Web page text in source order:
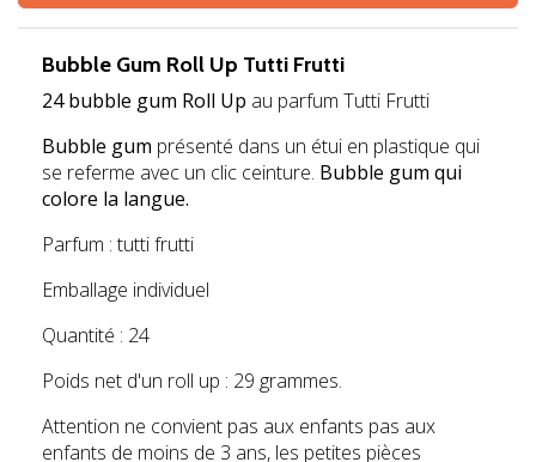
Bubble Gum Roll Up Tutti Frutti
24 bubble gum Roll Up au parfum Tutti Frutti
Bubble gum présenté dans un étui en plastique qui
se referme avec un clic ceinture. Bubble gum qui
colore la langue.
Parfum : tutti frutti
Emballage individuel
Quantité : 24
Poids net d'un roll up : 29 grammes.
Attention ne convient pas aux enfants pas aux
enfants de moins de 3 ans, les petites pièces